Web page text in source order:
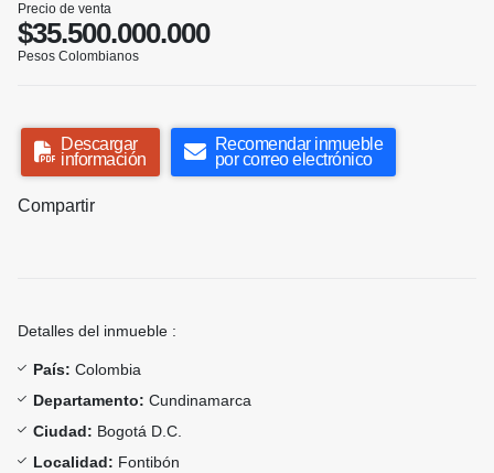
Precio de venta
$35.500.000.000
Pesos Colombianos
Descargar
información
Recomendar inmueble
por correo electrónico
Compartir
Detalles del inmueble :
País: Colombia
Departamento: Cundinamarca
Ciudad: Bogotá D.C.
Localidad: Fontibón